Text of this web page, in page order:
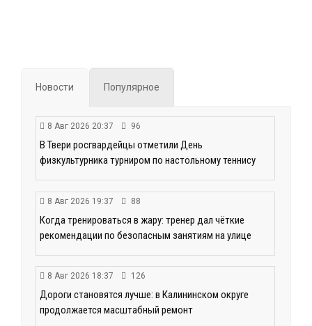
Новости Популярное
8 Авг 2026 20:37 96
В Твери росгвардейцы отметили День
физкультурника турниром по настольному теннису
8 Авг 2026 19:37 88
Когда тренироваться в жару: тренер дал чёткие
рекомендации по безопасным занятиям на улице
8 Авг 2026 18:37 126
Дороги становятся лучше: в Калининском округе
продолжается масштабный ремонт